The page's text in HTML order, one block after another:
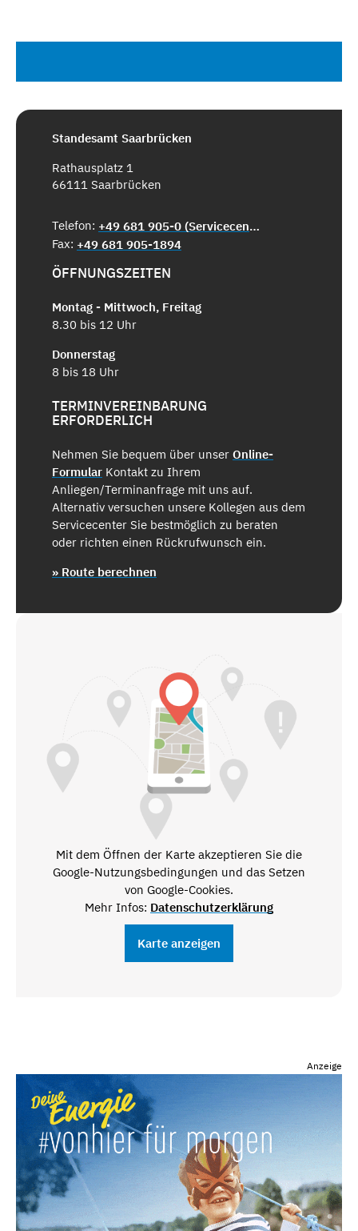
Standesamt Saarbrücken
Rathausplatz 1
66111 Saarbrücken
Telefon:
+49 681 905-0 (Servicecenter)
Fax: +49 681 905-1894
ÖFFNUNGSZEITEN
Montag - Mittwoch, Freitag
8.30 bis 12 Uhr
Donnerstag
8 bis 18 Uhr
TERMINVEREINBARUNG
ERFORDERLICH
Nehmen Sie bequem über unser Online-
Formular Kontakt zu Ihrem
Anliegen/Terminanfrage mit uns auf.
Alternativ versuchen unsere Kollegen aus dem
Servicecenter Sie bestmöglich zu beraten
oder richten einen Rückrufwunsch ein.
» Route berechnen
Mit dem Öffnen der Karte akzeptieren Sie die
Google-Nutzungsbedingungen und das Setzen
von Google-Cookies.
Mehr Infos: Datenschutzerklärung
Karte anzeigen
Anzeige